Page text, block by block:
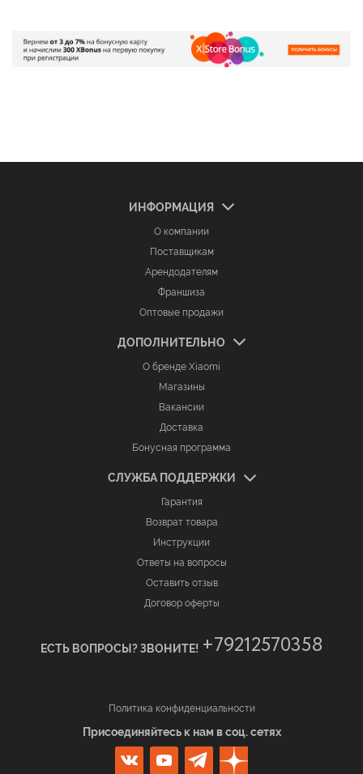
ИНФОРМАЦИЯ
О компании
Поставщикам
Арендодателям
Франшиза
Оптовые продажи
ДОПОЛНИТЕЛЬНО
О бренде Xiaomi
Магазины
Вакансии
Доставка
Бонусная программа
СЛУЖБА ПОДДЕРЖКИ
Гарантия
Возврат товара
Инструкции
Ответы на вопросы
Оставить отзыв
Договор оферты
ЕСТЬ ВОПРОСЫ? ЗВОНИТЕ! +79212570358
Политика конфиденциальности
Присоединяйтесь к нам в соц. сетях